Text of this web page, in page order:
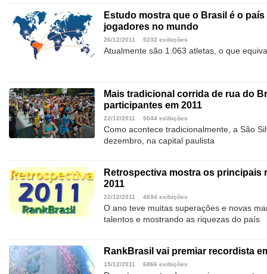
Estudo mostra que o Brasil é o
jogadores no mundo
26/12/2011 5232 exibições
Atualmente são 1.063 atletas, o que
Mais tradicional corrida de rua do
participantes em 2011
22/12/2011 5044 exibições
Como acontece tradicionalmente, a São
dezembro, na capital paulista
Retrospectiva mostra os principais
2011
22/12/2011 4694 exibições
O ano teve muitas superações e novas
talentos e mostrando as riquezas do país
RankBrasil vai premiar recordista
15/12/2011 6866 exibições